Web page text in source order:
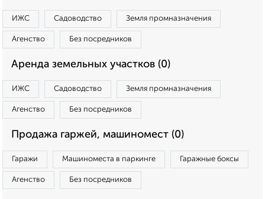
ИЖС Садоводство Земля промназначения
Агенство Без посредников
Аренда земельных участков (0)
ИЖС Садоводство Земля промназначения
Агенство Без посредников
Продажа гаржей, машиномест (0)
Гаражи Машиноместа в паркинге Гаражные боксы
Агенство Без посредников